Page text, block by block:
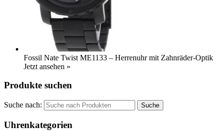
Fossil Nate Twist ME1133 – Herrenuhr mit Zahnräder-Optik
Jetzt ansehen »
Produkte suchen
Suche nach:
Uhrenkategorien